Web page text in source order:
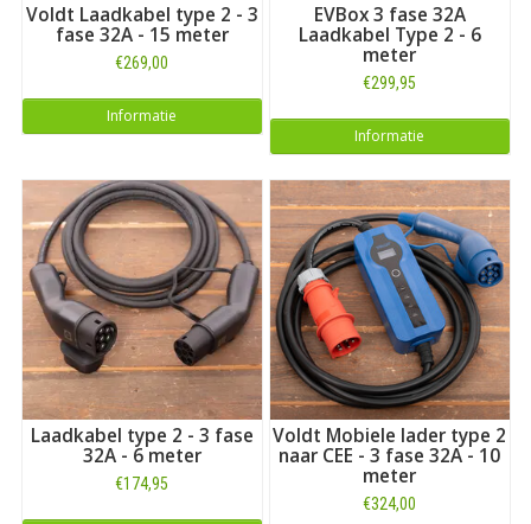
Voldt Laadkabel type 2 - 3
fase 32A - 15 meter
€269,00
Informatie
EVBox 3 fase 32A
Laadkabel Type 2 - 6
meter
€299,95
Informatie
Laadkabel type 2 - 3 fase
32A - 6 meter
€174,95
Voldt Mobiele lader type 2
naar CEE - 3 fase 32A - 10
meter
€324,00